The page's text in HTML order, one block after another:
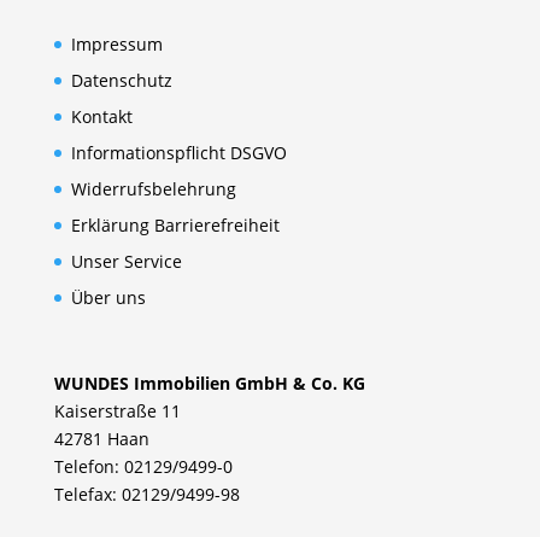
Impressum
Datenschutz
Kontakt
Informationspflicht DSGVO
Widerrufsbelehrung
Erklärung Barrierefreiheit
Unser Service
Über uns
WUNDES Immobilien GmbH & Co. KG
Kaiserstraße 11
42781 Haan
Telefon: 02129/9499-0
Telefax: 02129/9499-98